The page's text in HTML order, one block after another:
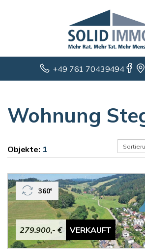
+49 761 70439494
Wohnung
Objekte: 1
279.900,- € VERKAUFT
360°